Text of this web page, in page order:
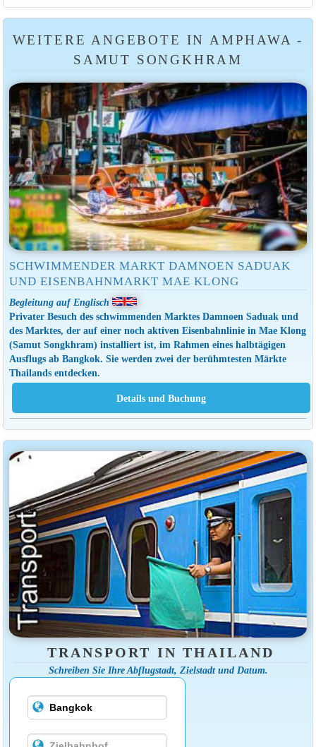
WEITERE ANGEBOTE IN AMPHAWA -
SAMUT SONGKHRAM
SCHWIMMENDER MARKT DAMNOEN SADUAK
UND EISENBAHNMARKT MAE KLONG
Begleitung auf Englisch
Privater Besuch des schwimmenden Marktes Damnoen Saduak und
des Marktes, der auf einer noch aktiven Eisenbahnlinie in Mae Klong
(Samut Songkhram) installiert ist, im Rahmen eines halbtägigen
Ausflugs ab Bangkok. Sie werden zwei der berühmtesten Märkte
Thailands entdecken.
TRANSPORT IN THAILAND
Schreiben Sie Ihre Abflugstadt, Zielstadt und Datum.